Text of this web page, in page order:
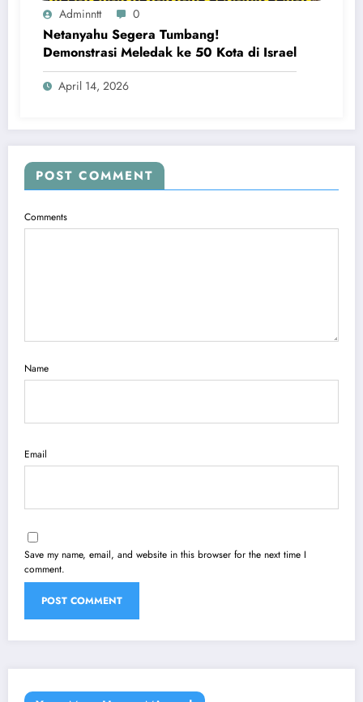
Adminntt 0
Netanyahu Segera Tumbang!
Demonstrasi Meledak ke 50 Kota di Israel
April 14, 2026
POST COMMENT
Comments
Name
Email
Save my name, email, and website in this browser for the next time I
comment.